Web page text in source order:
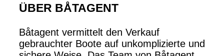
ÜBER BÅTAGENT
Båtagent vermittelt den Verkauf
gebrauchter Boote auf unkomplizierte und